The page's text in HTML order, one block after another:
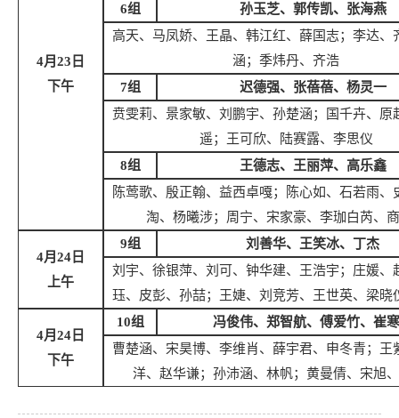
4月23 日
下午
6组
孙玉芝、郭传凯、张海燕
高天、马凤娇、王晶、韩江红、薛国志；李达、
涵；季炜丹、齐浩
7组
迟德强、张蓓蓓、杨灵一
贲雯莉、景家敏、刘鹏宇、孙楚涵；国千卉、原
遥；王可欣、陆赛露、李思仪
8组
王德志、王丽萍、 高乐鑫
陈莺歌、殷正翰、益西卓嘎；陈心如、石若雨、
淘、杨曦涉；周宁、宋家豪、李珈白芮、
4月24 日
上午
9组
刘善华、王笑冰、丁杰
刘宇、徐银萍、刘可、钟华建、王浩宇；庄媛、
珏、皮彭、孙喆；王婕、刘竞芳、王世英、梁晓
4月24 日
下午
10组
冯俊伟、郑智航、傅爱竹、崔
曹楚涵、宋昊博、李维肖、薛宇君、申冬青；王
洋、赵华谦；孙沛涵、林帆；黄曼倩、宋旭